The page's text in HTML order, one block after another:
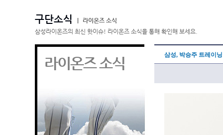
구단소식
라이온즈 소식
삼성라이온즈의 최신 핫이슈! 라이온즈 소식을 통해 확인해 보세요.
라이온즈 소식 삼성, 박승주 트레이